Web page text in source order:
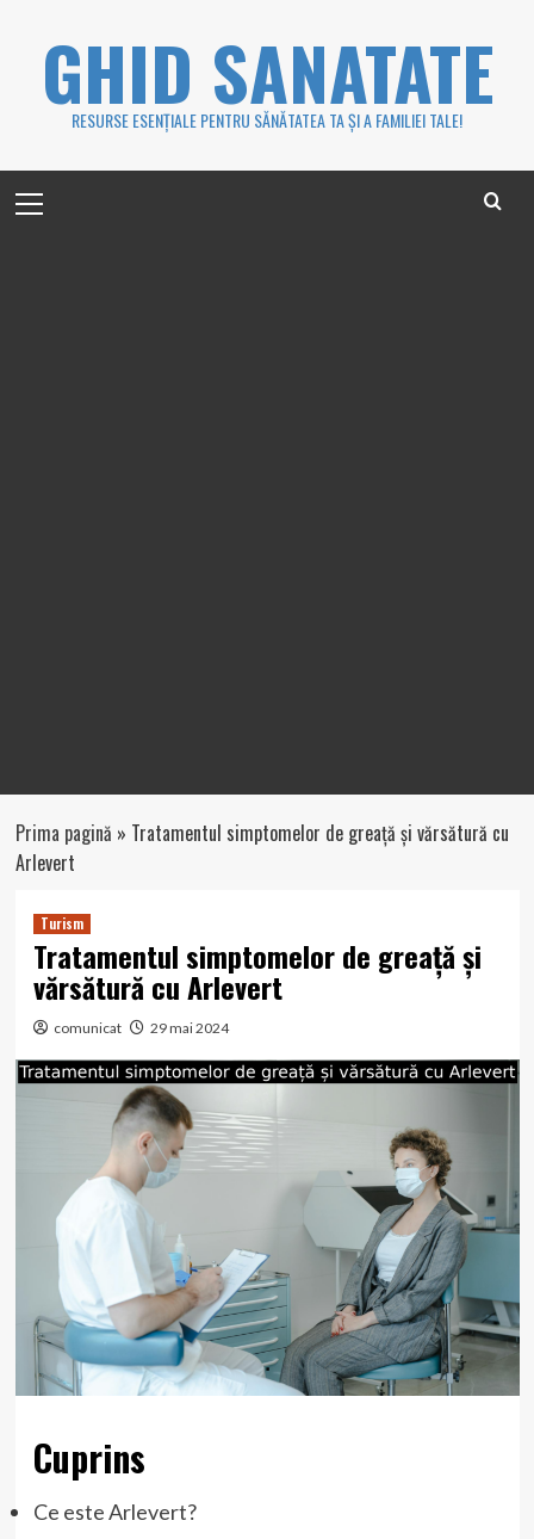
GHID SANATATE
RESURSE ESENȚIALE PENTRU SĂNĂTATEA TA ȘI A FAMILIEI TALE!
Menu
Prima pagină » Tratamentul simptomelor de greață și vărsătură cu
Arlevert
Turism
Tratamentul simptomelor de greață și
vărsătură cu Arlevert
comunicat 29 mai 2024
Cuprins
Ce este Arlevert?